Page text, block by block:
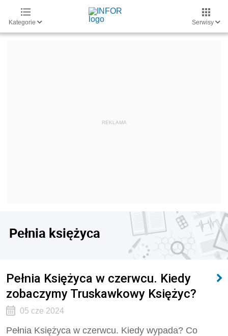
Kategorie Serwisy
Pełnia księżyca
Pełnia Księżyca w czerwcu. Kiedy
zobaczymy Truskawkowy Księżyc?
05 cze 2024
Pełnia Księżyca w czerwcu. Kiedy wypada? Co